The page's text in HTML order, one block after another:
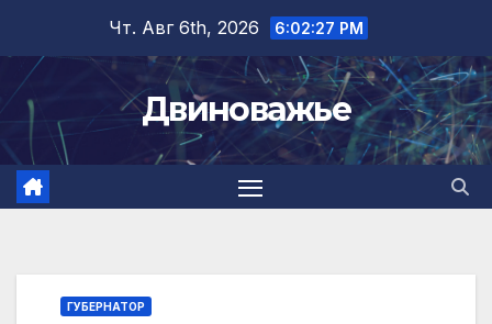
содержимому
Чт. Авг 6th, 2026 6:02:28 PM
Двиноважье
ГУБЕРНАТОР